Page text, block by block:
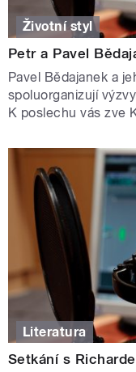
Životní styl
Petr a Pavel
Pavel Bědajanek a
spoluorganizují
K poslechu vás zve
Literatura
Setkání s